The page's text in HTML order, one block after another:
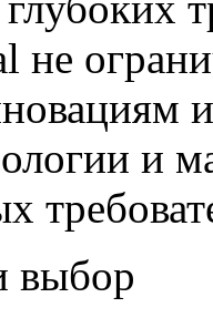
не
и
выбор